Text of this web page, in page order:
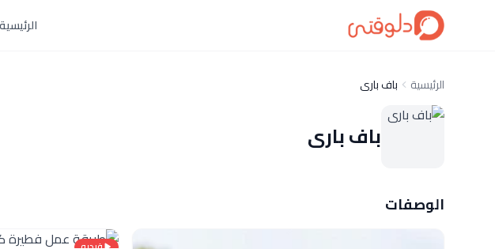
الرئيسية
الرئيسية باف بارى
باف بارى
الوصفات